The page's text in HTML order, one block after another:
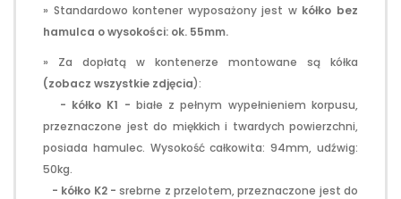
» Standardowo kontener wyposażony jest w kółko bez
hamulca o wysokości: ok. 55mm.
» Za dopłatą w kontenerze montowane są kółka
(zobacz wszystkie zdjęcia):
- kółko K1 - białe z pełnym wypełnieniem korpusu,
przeznaczone jest do miękkich i twardych powierzchni,
posiada hamulec. Wysokość całkowita: 94mm, udźwig:
50kg.
- kółko K2 - srebrne z przelotem, przeznaczone jest do